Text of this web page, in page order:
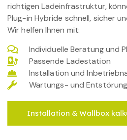
richtigen Ladeinfrastruktur,
Plug-in Hybride schnell, sicher
Wir helfen Ihnen mit:
Individuelle Beratung und
Passende Ladestation
Installation und
Wartungs- und
Installation & Wallbox